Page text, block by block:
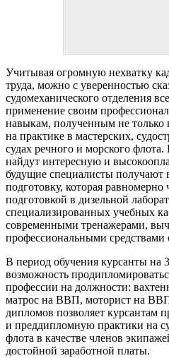
Учитывая огромную нехватку
труда, можно с уверенностью
судомеханического отделения
применение своим
навыкам, полученным не только
на практике в мастерских,
судах речного и морского
найдут интересную и
будущие специалисты получают
подготовку, которая равномерно
подготовкой в дизельной
специализированных учебных
современными тренажерами,
профессиональными средствами
В период обучения курсанты на
возможность
профессии на должности:
матрос на ВВП, моторист на
дипломов позволяет курсантам
и преддипломную практики на
флота в качестве членов
достойной заработной платы.